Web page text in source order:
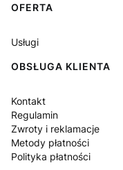
OFERTA
Usługi
OBSŁUGA KLIENTA
Kontakt
Regulamin
Zwroty i reklamacje
Metody płatności
Polityka płatności